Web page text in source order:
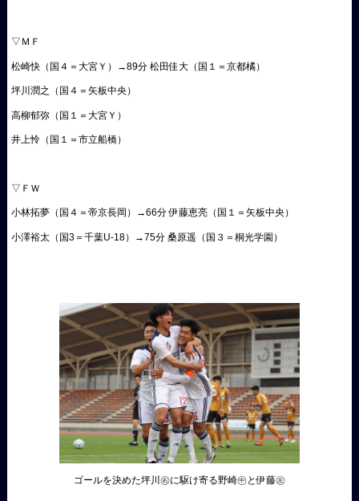
▽ＭＦ
松崎快（国４＝大宮Ｙ）→89分 松田佳大（国１＝京都橘）
坪川潤之（国４＝矢板中央）
高柳郁弥（国１＝大宮Ｙ）
井上怜（国１＝市立船橋）
▽ＦＷ
小林拓夢（国４＝帝京長岡）→66分 伊藤恵亮（国１＝矢板中央）
小澤裕太（国3＝千葉U-18）→75分 桑原遥（国３＝桐光学園）
ゴールを決めた坪川㊨に駆け寄る野崎㊥と伊藤㊧